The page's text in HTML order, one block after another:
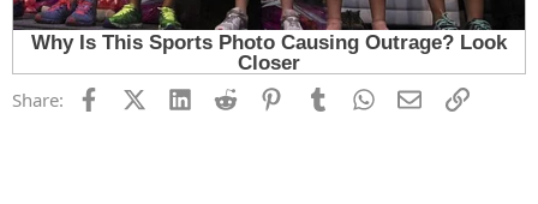
Share: FacebookX (Twitter)
LinkedInReddit PinterestTumblrWhatsApp
EmailLink